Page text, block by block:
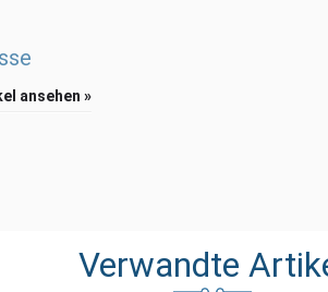
ansehen »
Verwandte